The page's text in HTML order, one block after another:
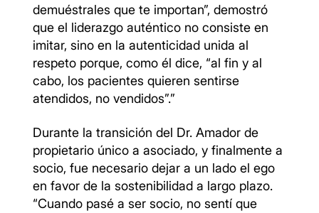
demuéstrales que te importan”, demostró
que el liderazgo auténtico no consiste en
imitar, sino en la autenticidad unida al
respeto porque, como él dice, “al fin y al
cabo, los pacientes quieren sentirse
atendidos, no vendidos”.”
Durante la transición del Dr. Amador de
propietario único a asociado, y finalmente a
socio, fue necesario dejar a un lado el ego
en favor de la sostenibilidad a largo plazo.
“Cuando pasé a ser socio, no sentí que